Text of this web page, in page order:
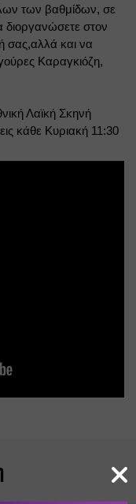
των βαθμίδων, σε
διοργανώσετε στον
σας,αλλά και να
Καραγκιόζη,
Λαϊκή Σκηνή
κάθε Κυριακή 11:30